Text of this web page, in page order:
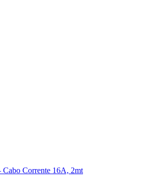
Corrente 16A, 2mt